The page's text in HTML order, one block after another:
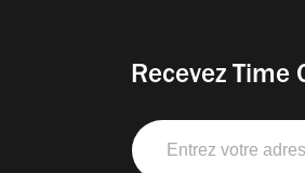
Recevez Time
Entrez
votre